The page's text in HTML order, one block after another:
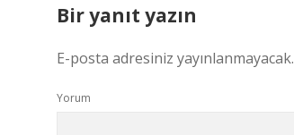
Bir yanıt yazın
E-posta adresiniz yayınlanmayacak.
Yorum